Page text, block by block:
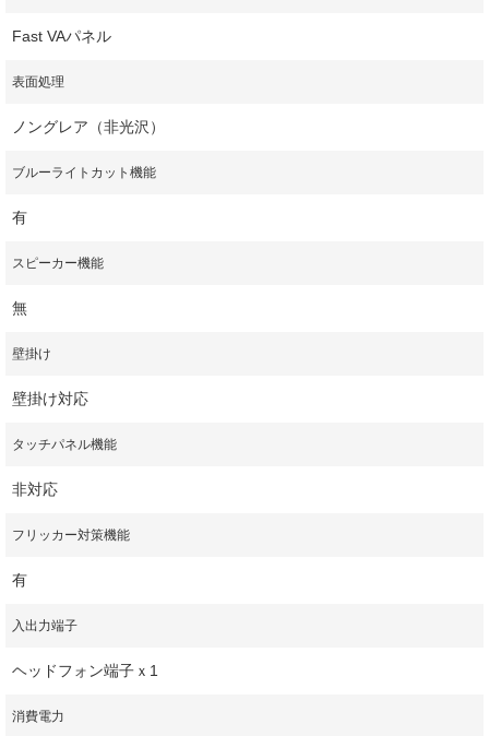
Fast VAパネル
表面処理
ノングレア（非光沢）
ブルーライトカット機能
有
スピーカー機能
無
壁掛け
壁掛け対応
タッチパネル機能
非対応
フリッカー対策機能
有
入出力端子
ヘッドフォン端子ｘ1
消費電力